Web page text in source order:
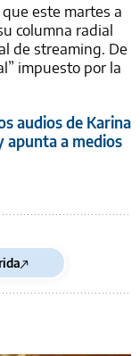
este martes a
columna radial
de streaming. De
impuesto por la
audios de Karina
apunta a medios